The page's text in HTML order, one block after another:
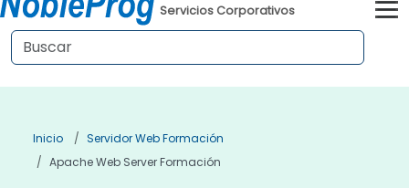
Servicios Corporativos
Inicio
Servidor Web Formación
Apache Web Server Formación